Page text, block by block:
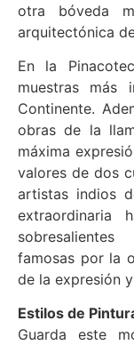
otra bóveda
arquitectónica
En la
muestras más
Continente.
obras de la
máxima
valores de dos
artistas indios
extraordinaria
famosas por la
de la expresión
Estilos de
Guarda este